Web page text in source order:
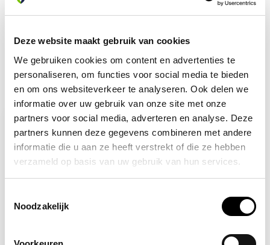
Deze website maakt gebruik van cookies
We gebruiken cookies om content en advertenties te
personaliseren, om functies voor social media te bieden
en om ons websiteverkeer te analyseren. Ook delen we
informatie over uw gebruik van onze site met onze
partners voor social media, adverteren en analyse. Deze
partners kunnen deze gegevens combineren met andere
informatie die u aan ze heeft verstrekt of die ze hebben
verzameld op basis van uw gebruik van hun services.
Noodzakelijk
info@allesveilig.nl
Recent bekeken